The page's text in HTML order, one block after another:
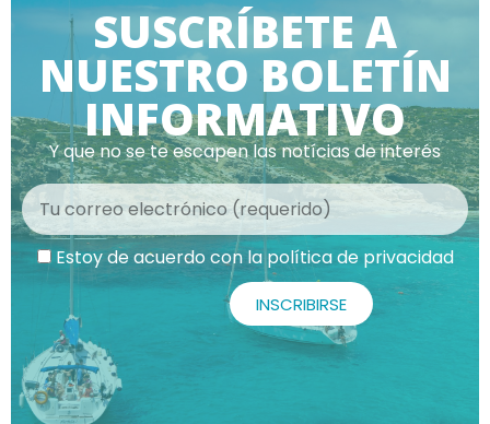
SUSCRÍBETE A
NUESTRO BOLETÍN
INFORMATIVO
Y que no se te escapen las notícias de interés
Estoy de acuerdo con la política de privacidad
INSCRIBIRSE
Alternative: